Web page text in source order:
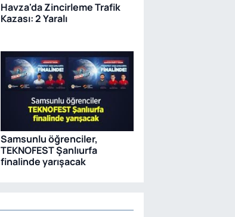
Havza'da Zincirleme Trafik
Kazası: 2 Yaralı
Samsunlu öğrenciler,
TEKNOFEST Şanlıurfa
finalinde yarışacak